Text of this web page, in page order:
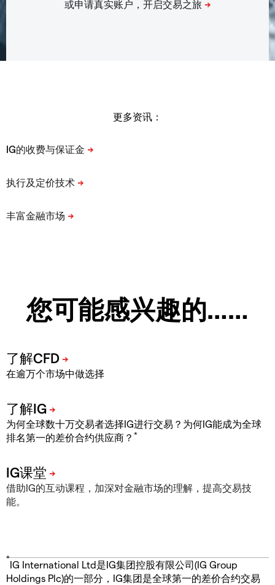
更多资讯：
您可能感兴趣的……
在逾万个市场中做选择
为何全球数十万交易者选择IG进行交易？为何IG能成为全球
排名第一的差价合约供应商？ *
借助IG的互动课程，加深对金融市场的理解，提高交易技
能。
*
IG International Ltd是IG集团控股有限公司(IG Group
Holdings Plc)的一部分，IG集团是全球第一的差价合约交易